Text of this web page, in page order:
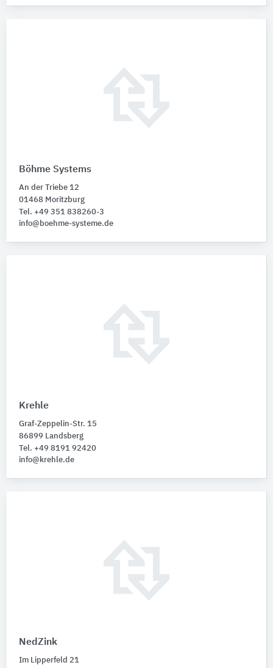
Böhme Systems
An der Triebe 12
01468 Moritzburg
Tel. +49 351 838260-3
info@boehme-systeme.de
Krehle
Graf-Zeppelin-Str. 15
86899 Landsberg
Tel. +49 8191 92420
info@krehle.de
NedZink
Im Lipperfeld 21